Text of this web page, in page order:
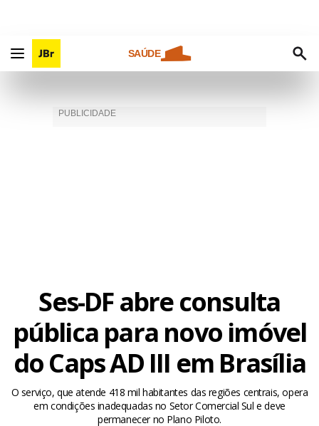
SAÚDE
Ses-DF abre consulta
pública para novo imóvel
do Caps AD III em Brasília
O serviço, que atende 418 mil habitantes das regiões centrais, opera
em condições inadequadas no Setor Comercial Sul e deve
permanecer no Plano Piloto.